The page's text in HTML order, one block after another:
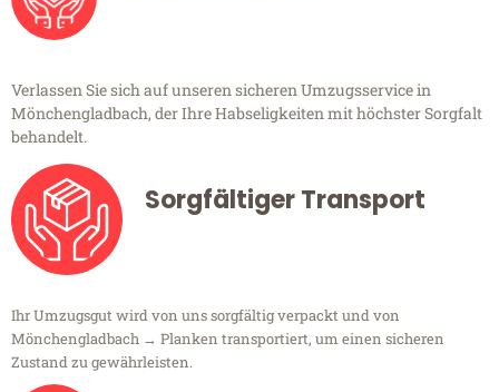
Verlassen Sie sich auf unseren sicheren Umzugsservice in
Mönchengladbach, der Ihre Habseligkeiten mit höchster Sorgfalt
behandelt.
Sorgfältiger Transport
Ihr Umzugsgut wird von uns sorgfältig verpackt und von
Mönchengladbach → Planken transportiert, um einen sicheren
Zustand zu gewährleisten.